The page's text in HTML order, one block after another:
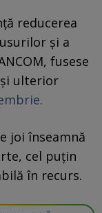
reducerea
și a
fusese
ulterior
joi înseamnă
cel puțin
în recurs.